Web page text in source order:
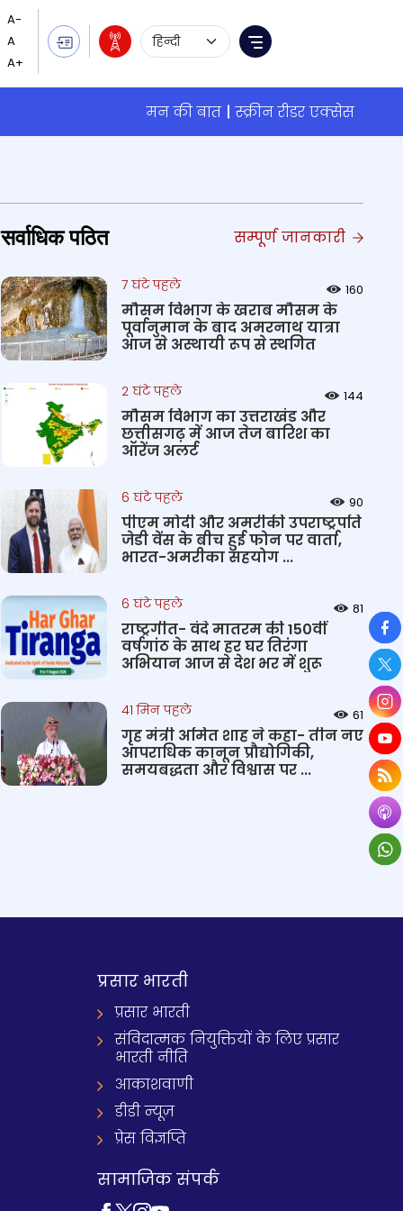
Language Selection
Menu
मन की बात
स्क्रीन रीडर एक्सेस
सर्वाधिक पठित सम्पूर्ण जानकारी
7 घंटे पहले 160
मौसम विभाग के खराब मौसम के
पूर्वानुमान के बाद अमरनाथ यात्रा
आज से अस्थायी रूप से स्थगित
2 घंटे पहले 144
मौसम विभाग का उत्तराखंड और
छत्तीसगढ़ में आज तेज बारिश का
ऑरेंज अलर्ट
6 घंटे पहले 90
पीएम मोदी और अमरीकी उपराष्ट्रपति
जेडी वेंस के बीच हुई फोन पर वार्ता,
भारत-अमरीका सहयोग ...
6 घंटे पहले 81
राष्ट्रगीत- वंदे मातरम की 150वीं
वर्षगांठ के साथ हर घर तिरंगा
अभियान आज से देश भर में शुरू
41 मिन पहले 61
गृह मंत्री अमित शाह ने कहा- तीन नए
आपराधिक कानून प्रौद्योगिकी,
समयबद्धता और विश्वास पर ...
प्रसार भारती
प्रसार भारती
संविदात्मक नियुक्तियों के लिए प्रसार
भारती नीति
आकाशवाणी
डीडी न्यूज़
प्रेस विज्ञप्ति
सामाजिक संपर्क